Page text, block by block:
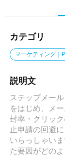
カテゴリ
マーケティング｜
説明文
ステップメー
をはじめ、メ
封率・クリッ
止申請の回避
いらっしゃい
た要因がどの